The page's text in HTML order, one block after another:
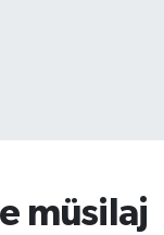
müsilaj